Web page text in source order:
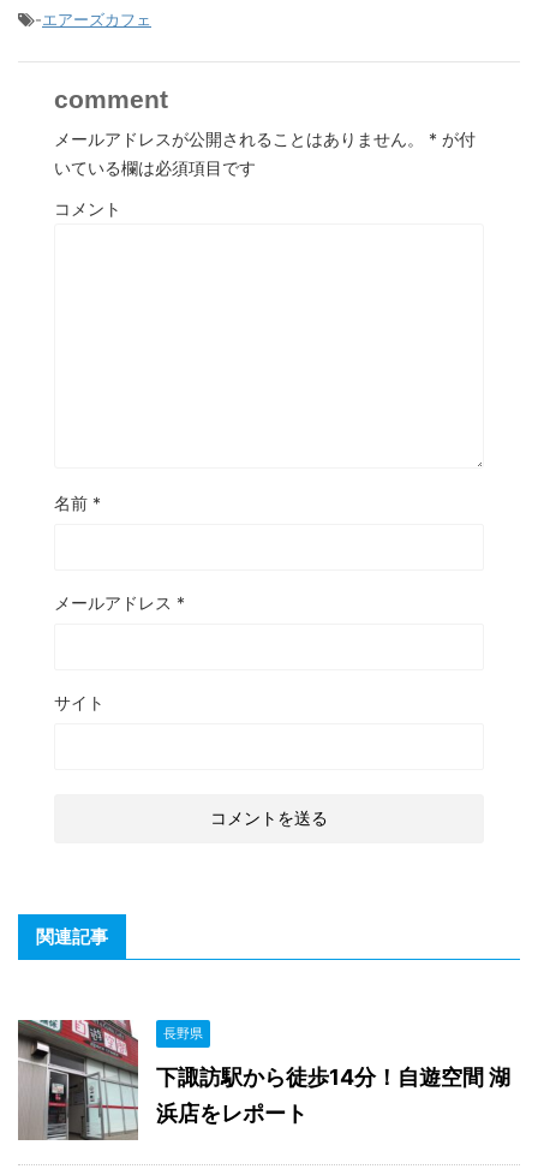
-エアーズカフェ
comment
メールアドレスが公開されることはありません。 * が付
いている欄は必須項目です
コメント
名前 *
メールアドレス *
サイト
関連記事
長野県
下諏訪駅から徒歩14分！自遊空間 湖
浜店をレポート